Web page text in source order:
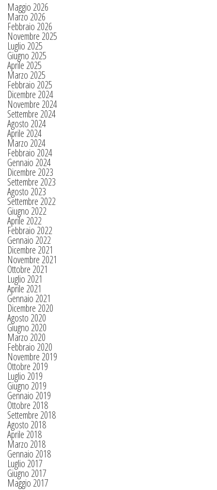
Maggio 2026
Marzo 2026
Febbraio 2026
Novembre 2025
Luglio 2025
Giugno 2025
Aprile 2025
Marzo 2025
Febbraio 2025
Dicembre 2024
Novembre 2024
Settembre 2024
Agosto 2024
Aprile 2024
Marzo 2024
Febbraio 2024
Gennaio 2024
Dicembre 2023
Settembre 2023
Agosto 2023
Settembre 2022
Giugno 2022
Aprile 2022
Febbraio 2022
Gennaio 2022
Dicembre 2021
Novembre 2021
Ottobre 2021
Luglio 2021
Aprile 2021
Gennaio 2021
Dicembre 2020
Agosto 2020
Giugno 2020
Marzo 2020
Febbraio 2020
Novembre 2019
Ottobre 2019
Luglio 2019
Giugno 2019
Gennaio 2019
Ottobre 2018
Settembre 2018
Agosto 2018
Aprile 2018
Marzo 2018
Gennaio 2018
Luglio 2017
Giugno 2017
Maggio 2017